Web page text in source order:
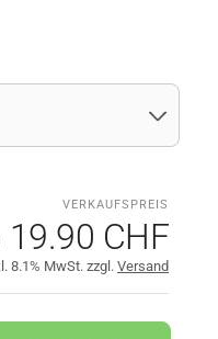
19.90 CHF
8.1% MwSt. zzgl. Versand